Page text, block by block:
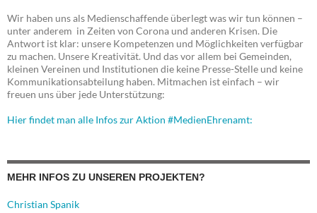
Wir haben uns als Medienschaffende überlegt was wir tun können –
unter anderem in Zeiten von Corona und anderen Krisen. Die
Antwort ist klar: unsere Kompetenzen und Möglichkeiten verfügbar
zu machen. Unsere Kreativität. Und das vor allem bei Gemeinden,
kleinen Vereinen und Institutionen die keine Presse-Stelle und keine
Kommunikationsabteilung haben. Mitmachen ist einfach – wir
freuen uns über jede Unterstützung:
Hier findet man alle Infos zur Aktion #MedienEhrenamt:
MEHR INFOS ZU UNSEREN PROJEKTEN?
Christian Spanik